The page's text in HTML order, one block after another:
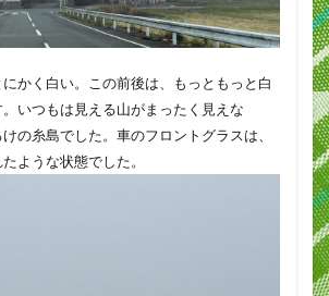
かく白い。この前後は、もっともっと白
いつもは見える山がまったく見えな
の糸島でした。車のフロントグラスは、
ような状態でした。